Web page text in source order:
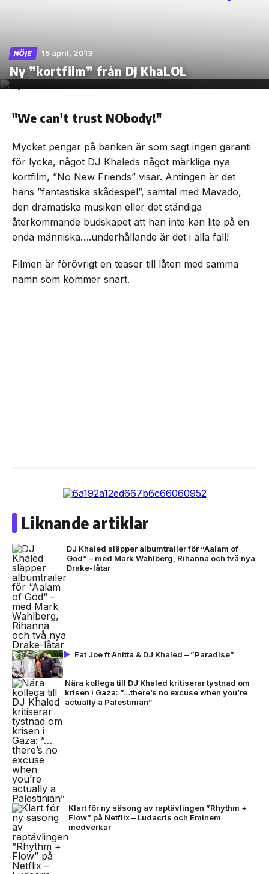
Skip
the
content
NÖJE 15 april, 2013
Ny ”kortfilm” från DJ KhaLOL
"We can't trust NObody!"
Mycket pengar på banken är som sagt ingen garanti
för lycka, något DJ Khaleds något märkliga nya
kortfilm, ”No New Friends” visar. Antingen är det
hans ”fantastiska skådespel”, samtal med Mavado,
den dramatiska musiken eller det ständiga
återkommande budskapet att han inte kan lite på en
enda människa….underhållande är det i alla fall!
Filmen är förövrigt en teaser till låten med samma
namn som kommer snart.
Liknande artiklar
DJ Khaled släpper albumtrailer för “Aalam of
God“ – med Mark Wahlberg, Rihanna och två nya
Drake-låtar
Fat Joe ft Anitta & DJ Khaled – ”Paradise”
Nära kollega till DJ Khaled kritiserar tystnad om
krisen i Gaza: ”…there’s no excuse when you’re
actually a Palestinian”
Klart för ny säsong av raptävlingen ”Rhythm +
Flow” på Netflix – Ludacris och Eminem
medverkar